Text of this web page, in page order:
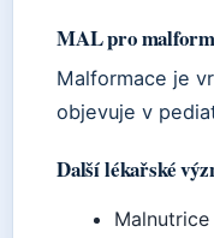
MAL pro
Malformace je
objevuje v
Další lékařské